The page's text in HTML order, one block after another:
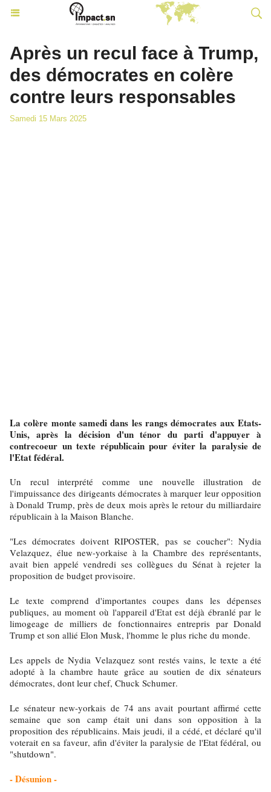
Après un recul face à Trump,
des démocrates en colère
contre leurs responsables
Samedi 15 Mars 2025
La colère monte samedi dans les rangs démocrates aux Etats-
Unis, après la décision d'un ténor du parti d'appuyer à
contrecoeur un texte républicain pour éviter la paralysie de
l'Etat fédéral.
Un recul interprété comme une nouvelle illustration de
l'impuissance des dirigeants démocrates à marquer leur opposition
à Donald Trump, près de deux mois après le retour du milliardaire
républicain à la Maison Blanche.
"Les démocrates doivent RIPOSTER, pas se coucher": Nydia
Velazquez, élue new-yorkaise à la Chambre des représentants,
avait bien appelé vendredi ses collègues du Sénat à rejeter la
proposition de budget provisoire.
Le texte comprend d'importantes coupes dans les dépenses
publiques, au moment où l'appareil d'Etat est déjà ébranlé par le
limogeage de milliers de fonctionnaires entrepris par Donald
Trump et son allié Elon Musk, l'homme le plus riche du monde.
Les appels de Nydia Velazquez sont restés vains, le texte a été
adopté à la chambre haute grâce au soutien de dix sénateurs
démocrates, dont leur chef, Chuck Schumer.
Le sénateur new-yorkais de 74 ans avait pourtant affirmé cette
semaine que son camp était uni dans son opposition à la
proposition des républicains. Mais jeudi, il a cédé, et déclaré qu'il
voterait en sa faveur, afin d'éviter la paralysie de l'Etat fédéral, ou
"shutdown".
- Désunion -